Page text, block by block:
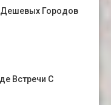
Дешевых Городов
Встречи С